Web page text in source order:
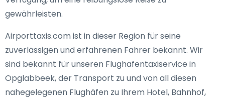
gewährleisten.
Airporttaxis.com ist in dieser Region für seine
zuverlässigen und erfahrenen Fahrer bekannt. Wir
sind bekannt für unseren Flughafentaxiservice in
Opglabbeek, der Transport zu und von all diesen
nahegelegenen Flughäfen zu Ihrem Hotel, Bahnhof,